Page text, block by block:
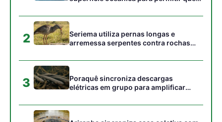
Surucucu detecta calor pela fosseta
loreal e prepara ataque de emboscada
Gostou desta reportagem?
Siga a Revista Amazônia no Google News